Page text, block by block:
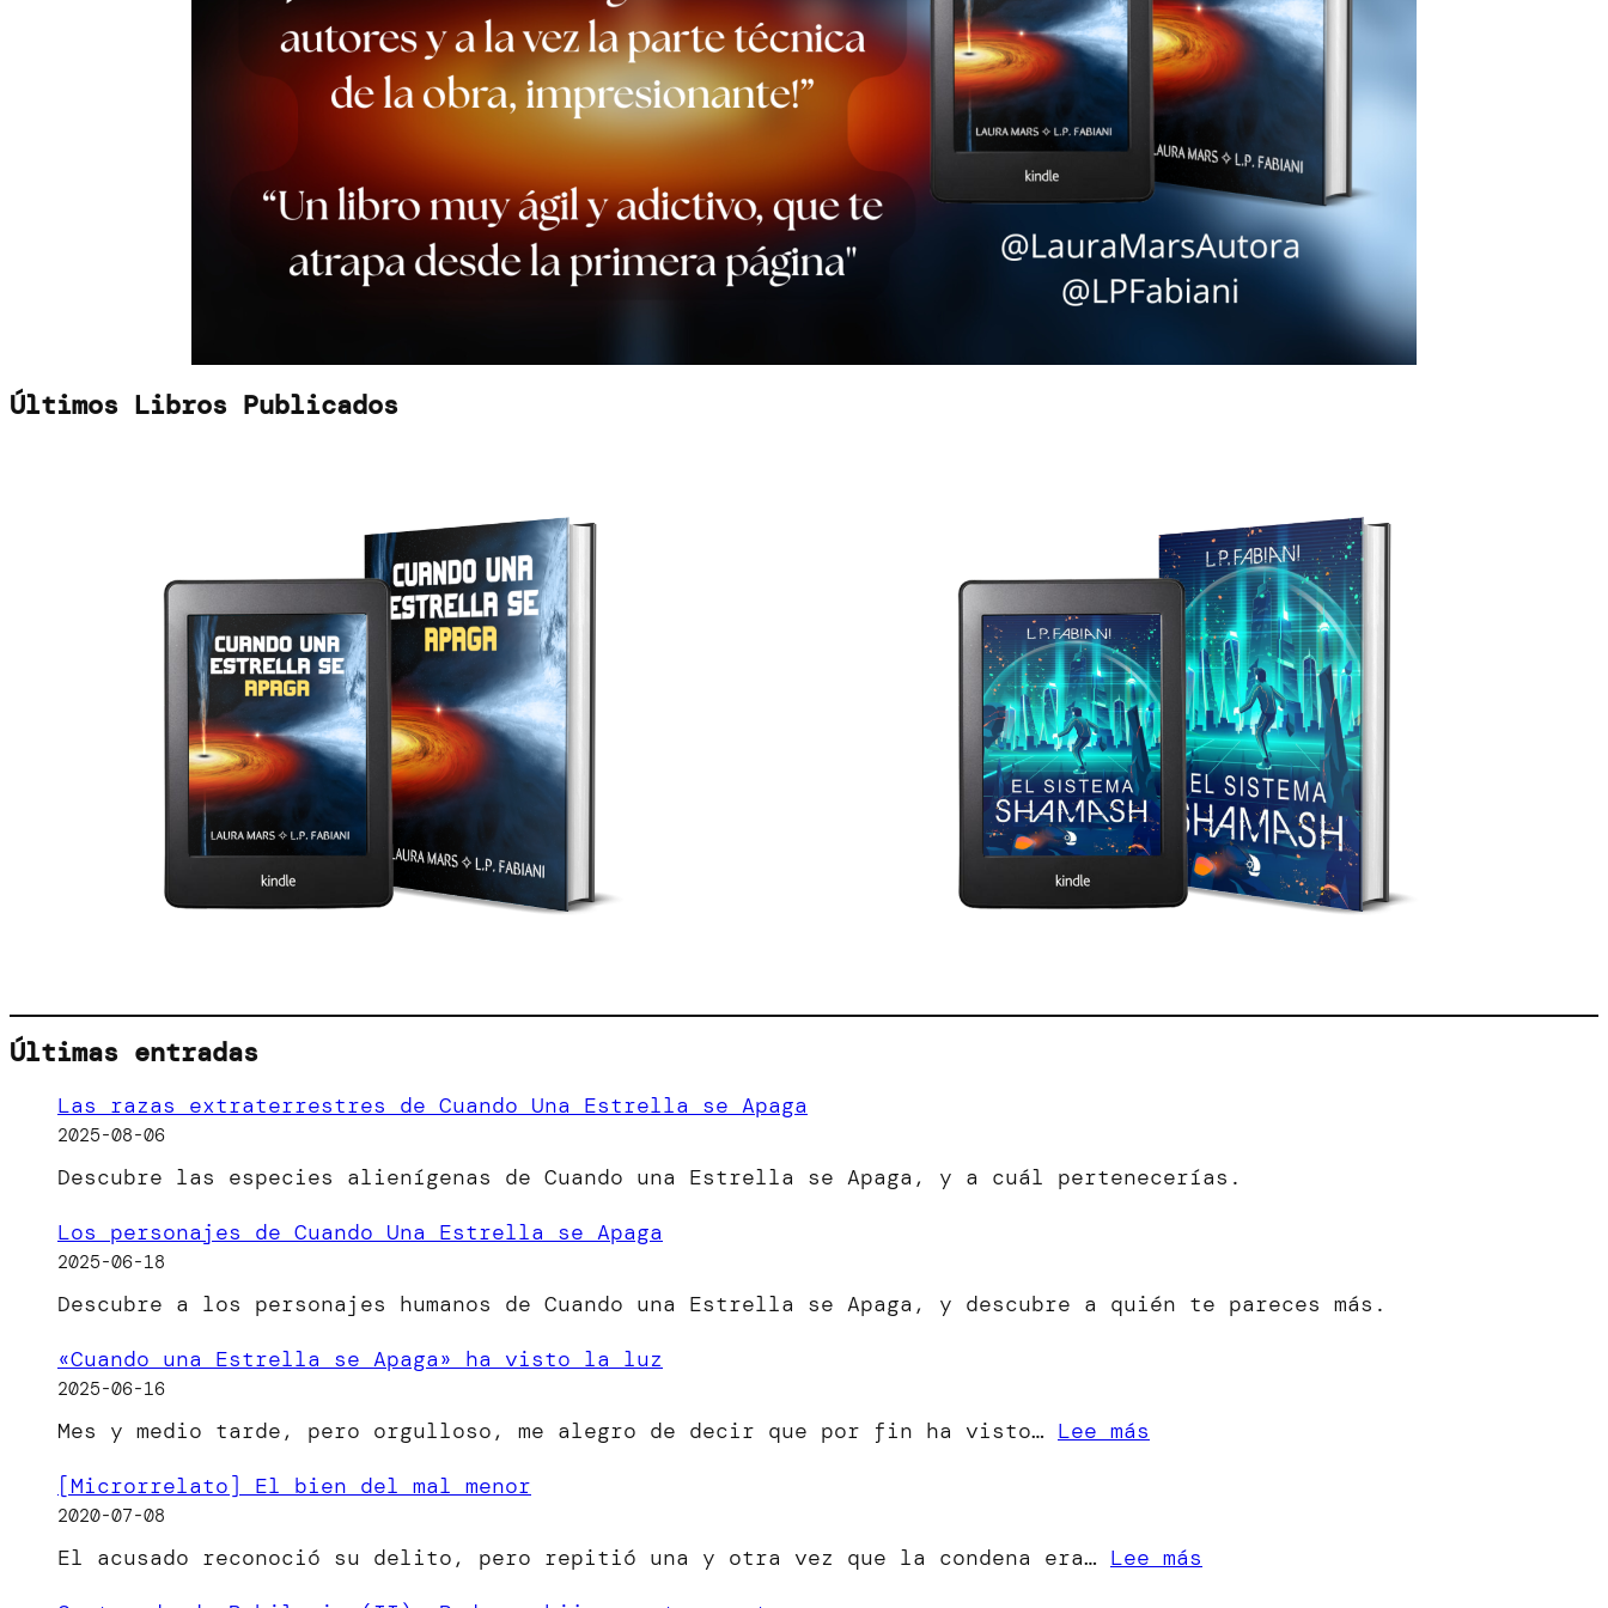
Últimos Libros Publicados
Últimas entradas
Las razas extraterrestres de Cuando Una Estrella se Apaga
2025-08-06
Descubre las especies alienígenas de Cuando una Estrella se Apaga, y a cuál pertenecerías.
Los personajes de Cuando Una Estrella se Apaga
2025-06-18
Descubre a los personajes humanos de Cuando una Estrella se Apaga, y descubre a quién te pareces más.
«Cuando una Estrella se Apaga» ha visto la luz
2025-06-16
Mes y medio tarde, pero orgulloso, me alegro de decir que por fin ha visto… Lee más
se
[Microrrelato] El bien del mal menor
2020-07-08
El acusado reconoció su delito, pero repitió una y otra vez que la condena era… Lee más